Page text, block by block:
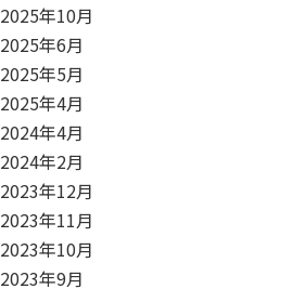
2025年10月
2025年6月
2025年5月
2025年4月
2024年4月
2024年2月
2023年12月
2023年11月
2023年10月
2023年9月